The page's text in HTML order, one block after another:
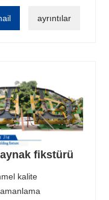
ayrıntılar
fikstürü
kalite